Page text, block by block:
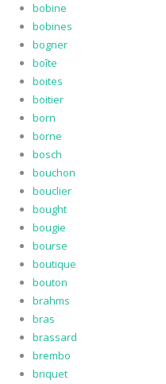
bobine
bobines
bogner
boîte
boites
boitier
born
borne
bosch
bouchon
bouclier
bought
bougie
bourse
boutique
bouton
brahms
bras
brassard
brembo
briquet